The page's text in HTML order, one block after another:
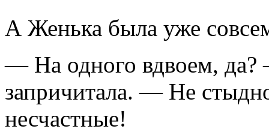
А Женька была уже
— На одного вдвоем, да?
запричитала. — Не
несчастные!